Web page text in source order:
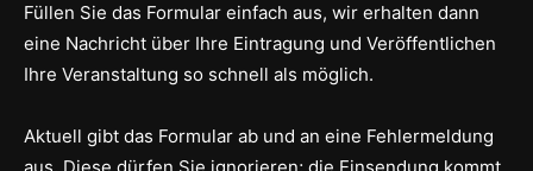
Füllen Sie das Formular einfach aus, wir erhalten dann
eine Nachricht über Ihre Eintragung und Veröffentlichen
Ihre Veranstaltung so schnell als möglich.
Aktuell gibt das Formular ab und an eine Fehlermeldung